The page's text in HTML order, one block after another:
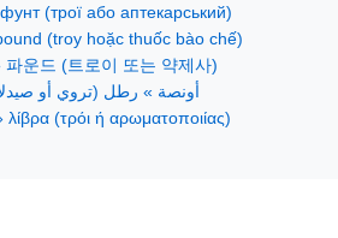
(трої або аптекарський)
(troy hoặc thuốc bào chế)
파운드 (트로이 또는 약제사)
أونصة » رطل (تروي أو
λίβρα (τρόι ή αρωματοποιίας)